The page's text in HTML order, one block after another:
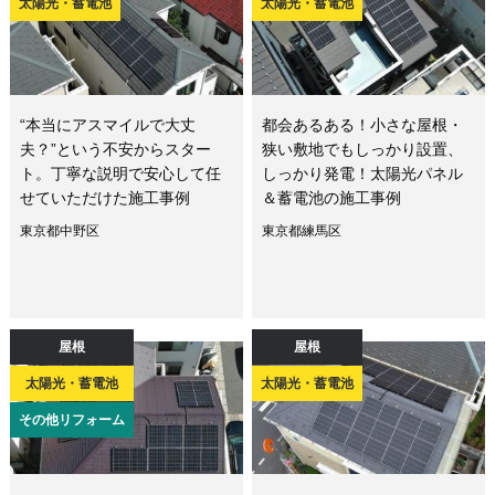
太陽光・蓄電池
“本当にアスマイルで大丈
夫？”という不安からスター
ト。丁寧な説明で安心して任
せていただけた施工事例
東京都中野区
太陽光・蓄電池
都会あるある！小さな屋根・
狭い敷地でもしっかり設置、
しっかり発電！太陽光パネル
＆蓄電池の施工事例
東京都練馬区
屋根
太陽光・蓄電池
その他リフォーム
屋根
太陽光・蓄電池